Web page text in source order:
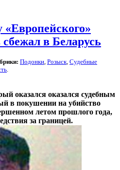
в Беларусь
Подонки Розыск Судебные
оказался оказался судебным
в покушении на убийство
летом прошлого года,
за границей.